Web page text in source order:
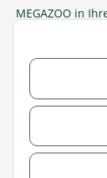
MEGAZOO in
Zu MEGAZOO-